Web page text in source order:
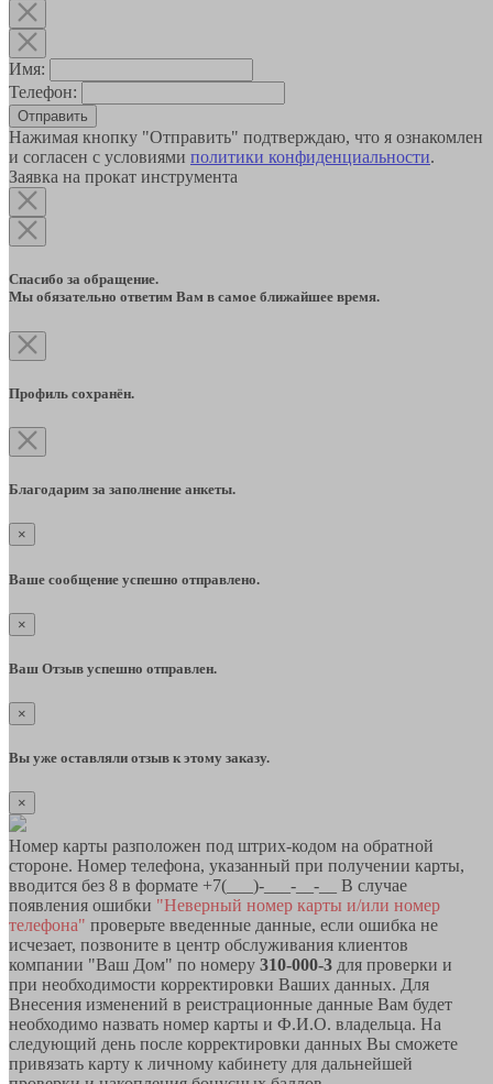
Имя:
Телефон:
Отправить
Нажимая кнопку "Отправить" подтверждаю, что я ознакомлен
и согласен с условиями политики конфиденциальности.
Заявка на прокат инструмента
Спасибо за обращение.
Мы обязательно ответим Вам в самое ближайшее время.
Профиль сохранён.
Благодарим за заполнение анкеты.
×
Ваше сообщение успешно отправлено.
×
Ваш Отзыв успешно отправлен.
×
Вы уже оставляли отзыв к этому заказу.
×
Номер карты разположен под штрих-кодом на обратной
стороне. Номер телефона, указанный при получении карты,
вводится без 8 в формате +7(___)-___-__-__ В случае
появления ошибки "Неверный номер карты и/или номер
телефона" проверьте введенные данные, если ошибка не
исчезает, позвоните в центр обслуживания клиентов
компании "Ваш Дом" по номеру 310-000-3 для проверки и
при необходимости корректировки Ваших данных. Для
Внесения изменений в реистрационные данные Вам будет
необходимо назвать номер карты и Ф.И.О. владельца. На
следующий день после корректировки данных Вы сможете
привязать карту к личному кабинету для дальнейшей